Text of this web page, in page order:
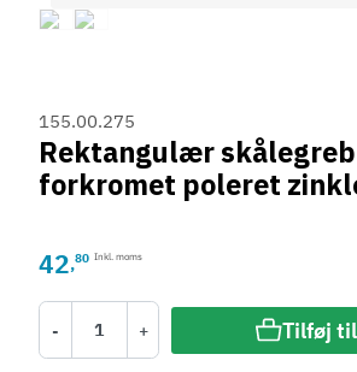
155.00.275
Rektangulær
forkromet poleret
42,80 Inkl. moms
- + Tilføj